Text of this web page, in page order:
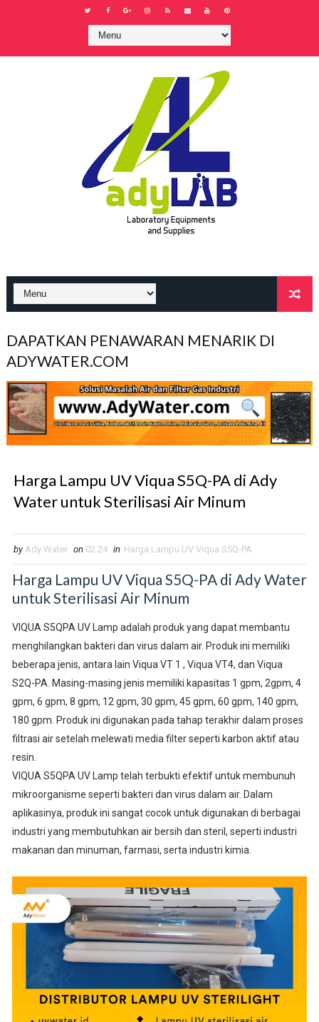
DAPATKAN PENAWARAN MENARIK DI
ADYWATER.COM
Harga Lampu UV Viqua S5Q-PA di Ady
Water untuk Sterilisasi Air Minum
by Ady Water on 02.24 in Harga Lampu UV Viqua S5Q-PA
Harga Lampu UV Viqua S5Q-PA di Ady Water
untuk Sterilisasi Air Minum
VIQUA S5QPA UV Lamp adalah produk yang dapat membantu
menghilangkan bakteri dan virus dalam air. Produk ini memiliki
beberapa jenis, antara lain Viqua VT 1 , Viqua VT4, dan Viqua
S2Q-PA. Masing-masing jenis memiliki kapasitas 1 gpm, 2gpm, 4
gpm, 6 gpm, 8 gpm, 12 gpm, 30 gpm, 45 gpm, 60 gpm, 140 gpm,
180 gpm. Produk ini digunakan pada tahap terakhir dalam proses
filtrasi air setelah melewati media filter seperti karbon aktif atau
resin.
VIQUA S5QPA UV Lamp telah terbukti efektif untuk membunuh
mikroorganisme seperti bakteri dan virus dalam air. Dalam
aplikasinya, produk ini sangat cocok untuk digunakan di berbagai
industri yang membutuhkan air bersih dan steril, seperti industri
makanan dan minuman, farmasi, serta industri kimia.